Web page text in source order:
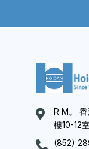
R M。
樓10-12室
(852)